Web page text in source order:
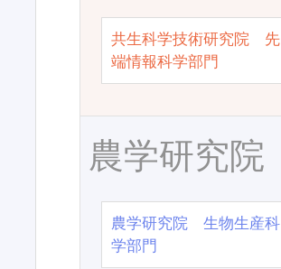
共生科学技術研究院 先
端情報科学部門
農学研究院
農学研究院 生物生産科
学部門